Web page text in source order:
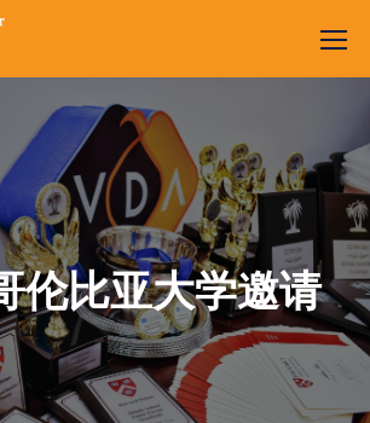
伦比亚大学邀请